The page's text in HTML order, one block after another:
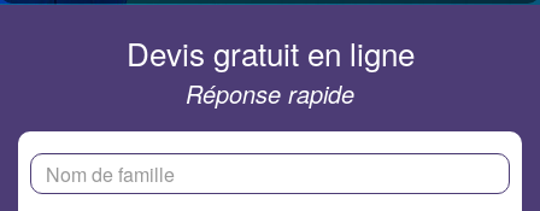
Devis gratuit en ligne
Réponse rapide